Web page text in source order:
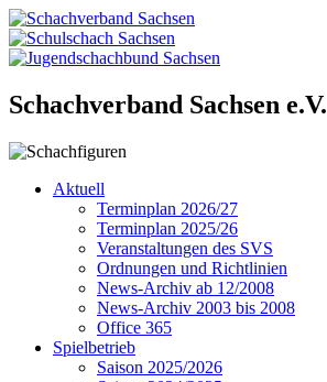
Schachverband Sachsen e.V.
Aktuell
Terminplan 2026/27
Terminplan 2025/26
Veranstaltungen des SVS
Ordnungen und Richtlinien
News-Archiv ab 12/2008
News-Archiv 2003 bis 2008
Office 365
Spielbetrieb
Saison 2025/2026